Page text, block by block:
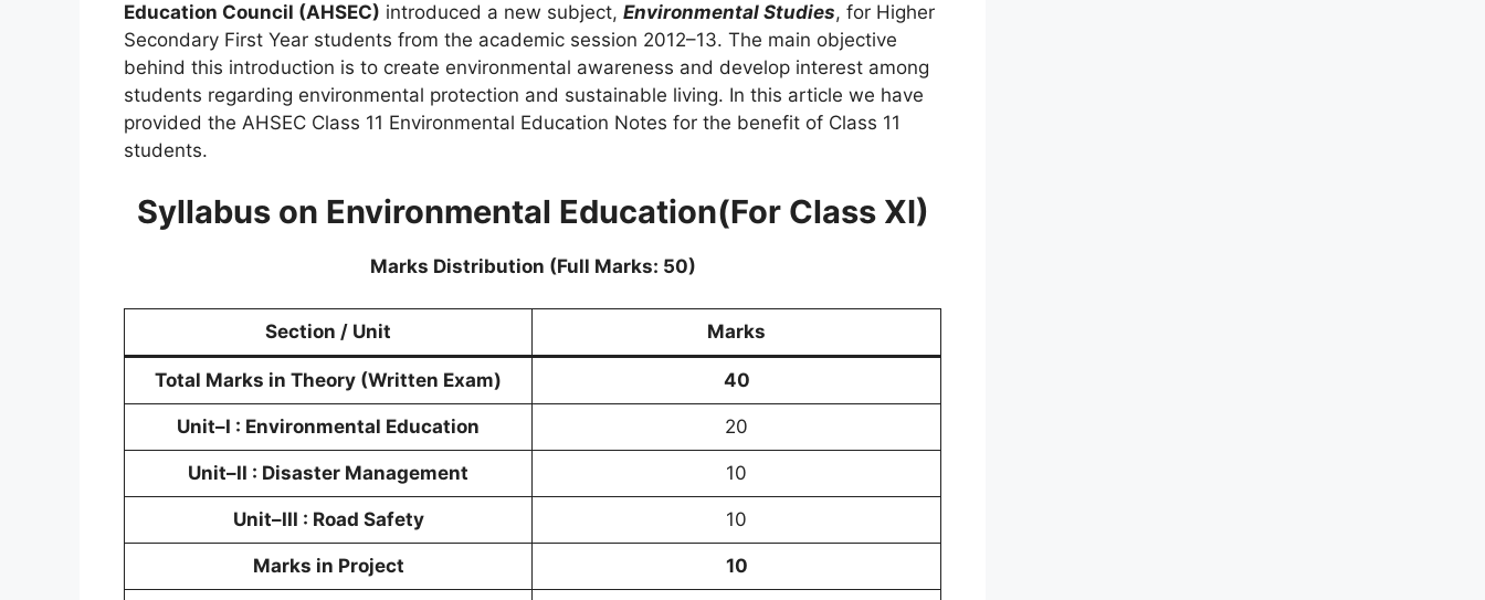
Education Council (AHSEC) introduced a new subject, Environmental Studies, for Higher
Secondary First Year students from the academic session 2012–13. The main objective
behind this introduction is to create environmental awareness and develop interest among
students regarding environmental protection and sustainable living. In this article we have
provided the AHSEC Class 11 Environmental Education Notes for the benefit of Class 11
students.
Syllabus on Environmental Education(For Class XI)
Marks Distribution (Full Marks: 50)
Section / Unit Marks
Total Marks in Theory (Written Exam) 40
Unit–I : Environmental Education 20
Unit–II : Disaster Management 10
Unit–III : Road Safety 10
Marks in Project 10